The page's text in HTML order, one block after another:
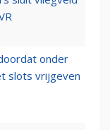
onder
slots vrijgeven